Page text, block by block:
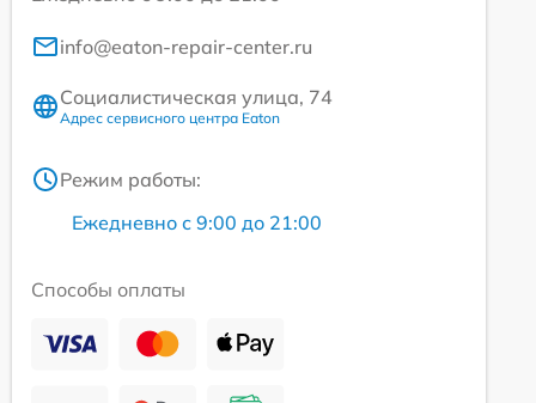
info@eaton-repair-center.ru
Социалистическая улица, 74
Адрес сервисного центра Eaton
Режим работы:
Ежедневно с 9:00 до 21:00
Способы оплаты